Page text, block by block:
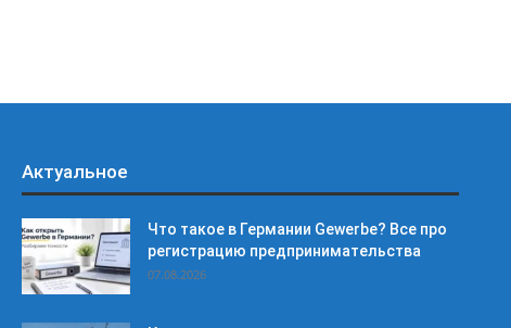
Актуальное
Что такое в Германии Gewerbe? Все про
регистрацию предпринимательства
07.08.2026